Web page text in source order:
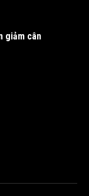
giảm cân